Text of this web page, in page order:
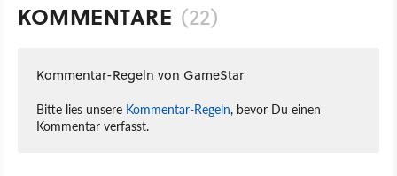
KOMMENTARE (22)
Kommentar-Regeln von GameStar
Bitte lies unsere Kommentar-Regeln, bevor Du einen
Kommentar verfasst.